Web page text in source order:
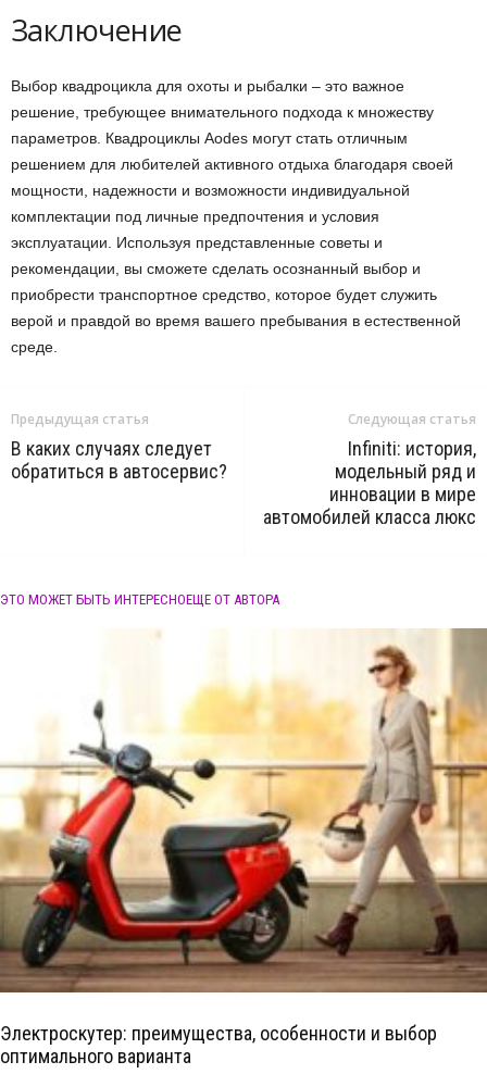
Заключение
Выбор квадроцикла для охоты и рыбалки – это важное
решение, требующее внимательного подхода к множеству
параметров. Квадроциклы Aodes могут стать отличным
решением для любителей активного отдыха благодаря своей
мощности, надежности и возможности индивидуальной
комплектации под личные предпочтения и условия
эксплуатации. Используя представленные советы и
рекомендации, вы сможете сделать осознанный выбор и
приобрести транспортное средство, которое будет служить
верой и правдой во время вашего пребывания в естественной
среде.
Предыдущая статья
В каких случаях следует
обратиться в автосервис?
Следующая статья
Infiniti: история,
модельный ряд и
инновации в мире
автомобилей класса люкс
ЭТО МОЖЕТ БЫТЬ ИНТЕРЕСНОЕЩЕ ОТ АВТОРА
Электроскутер: преимущества, особенности и выбор
оптимального варианта